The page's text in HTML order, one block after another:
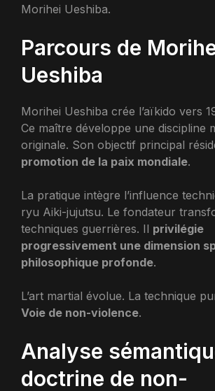
Morihei Ueshiba.
Parcours de
Ueshiba
Morihei Ueshiba crée l’aïkido vers
Ce maître développe une discipline
originale. Son objectif principal
promotion de la paix mondiale.
La pratique intègre l’influence
ryu Aiki-jujutsu. Le fondateur
techniques guerrières. Il privilégie
progressivement une dimension
philosophique profonde.
L’art martial évolue. La technique
Voie de non-violence.
Analyse
doctrine de non-